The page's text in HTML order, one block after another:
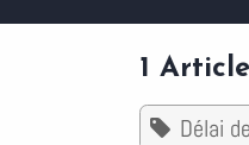
1 Article
Délai